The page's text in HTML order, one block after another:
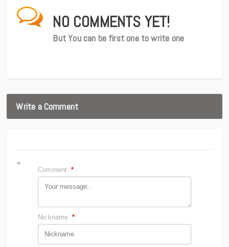
NO COMMENTS YET!
But You can be first one to write one
Write a Comment
<
Comment *
Nickname *